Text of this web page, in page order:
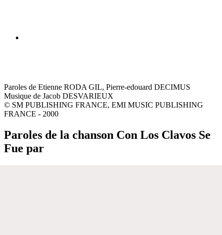
Paroles de Etienne RODA GIL, Pierre-edouard DECIMUS
Musique de Jacob DESVARIEUX
© SM PUBLISHING FRANCE, EMI MUSIC PUBLISHING
FRANCE - 2000
Paroles de la chanson Con Los Clavos Se
Fue par